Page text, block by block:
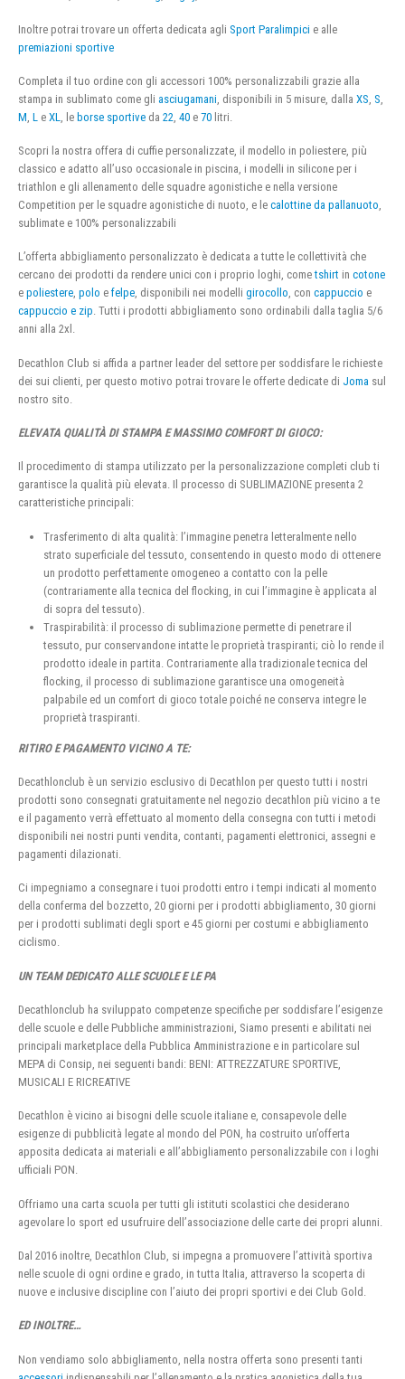
Inoltre potrai trovare un offerta dedicata agli Sport Paralimpici e alle
premiazioni sportive
Completa il tuo ordine con gli accessori 100% personalizzabili grazie alla
stampa in sublimato come gli asciugamani , disponibili in 5 misure, dalla XS S
M L e XL , le borse sportive da 22 40 e 70 litri.
Scopri la nostra offera di cuffie personalizzate, il modello in poliestere, più
classico e adatto all’uso occasionale in piscina, i modelli in silicone per i
triathlon e gli allenamento delle squadre agonistiche e nella versione
Competition per le squadre agonistiche di nuoto, e le calottine da pallanuoto,
sublimate e 100% personalizzabili
L’offerta abbigliamento personalizzato è dedicata a tutte le collettività che
cercano dei prodotti da rendere unici con i proprio loghi, cometshirt in cotone
e poliestere, polo e felpe, disponibili nei modelli girocollo, con cappuccio e
cappuccio e zip. Tutti i prodotti abbigliamento sono ordinabili dalla taglia 5/6
anni alla 2xl.
Decathlon Club si affida a partner leader del settore per soddisfare le richieste
dei sui clienti, per questo motivo potrai trovare le offerte dedicate di Joma sul
nostro sito.
ELEVATA QUALITÀ DI STAMPA E MASSIMO COMFORT DI GIOCO:
Il procedimento di stampa utilizzato per la personalizzazione completi club ti
garantisce la qualità più elevata. Il processo di SUBLIMAZIONE presenta 2
caratteristiche principali:
Trasferimento di alta qualità: l’immagine penetra letteralmente nello
strato superficiale del tessuto, consentendo in questo modo di ottenere
un prodotto perfettamente omogeneo a contatto con la pelle
(contrariamente alla tecnica del flocking, in cui l’immagine è applicata al
di sopra del tessuto).
Traspirabilità: il processo di sublimazione permette di penetrare il
tessuto, pur conservandone intatte le proprietà traspiranti; ciò lo rende il
prodotto ideale in partita. Contrariamente alla tradizionale tecnica del
flocking, il processo di sublimazione garantisce una omogeneità
palpabile ed un comfort di gioco totale poiché ne conserva integre le
proprietà traspiranti.
RITIRO E PAGAMENTO VICINO A TE:
Decathlonclub è un servizio esclusivo di Decathlon per questo tutti i nostri
prodotti sono consegnati gratuitamente nel negozio decathlon più vicino a te
e il pagamento verrà effettuato al momento della consegna con tutti i metodi
disponibili nei nostri punti vendita, contanti, pagamenti elettronici, assegni e
pagamenti dilazionati.
Ci impegniamo a consegnare i tuoi prodotti entro i tempi indicati al momento
della conferma del bozzetto, 20 giorni per i prodotti abbigliamento, 30 giorni
per i prodotti sublimati degli sport e 45 giorni per costumi e abbigliamento
ciclismo.
UN TEAM DEDICATO ALLE SCUOLE E LE PA
Decathlonclub ha sviluppato competenze specifiche per soddisfare l’esigenze
delle scuole e delle Pubbliche amministrazioni, Siamo presenti e abilitati nei
principali marketplace della Pubblica Amministrazione e in particolare sul
MEPA di Consip, nei seguenti bandi: BENI: ATTREZZATURE SPORTIVE,
MUSICALI E RICREATIVE
Decathlon è vicino ai bisogni delle scuole italiane e, consapevole delle
esigenze di pubblicità legate al mondo del PON, ha costruito un’offerta
apposita dedicata ai materiali e all’abbigliamento personalizzabile con i loghi
ufficiali PON.
Offriamo una carta scuola per tutti gli istituti scolastici che desiderano
agevolare lo sport ed usufruire dell’associazione delle carte dei propri alunni.
Dal 2016 inoltre, Decathlon Club, si impegna a promuovere l’attività sportiva
nelle scuole di ogni ordine e grado, in tutta Italia, attraverso la scoperta di
nuove e inclusive discipline con l’aiuto dei propri sportivi e dei Club Gold.
ED INOLTRE…
Non vendiamo solo abbigliamento, nella nostra offerta sono presenti tanti